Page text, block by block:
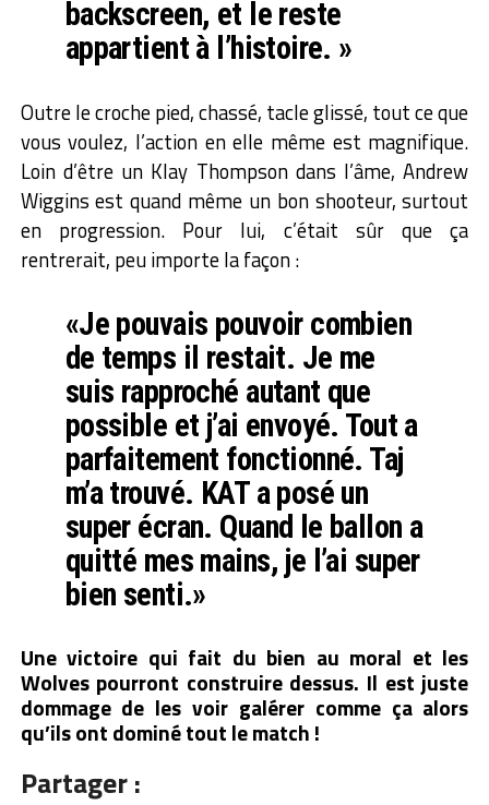
backscreen, et le reste
appartient à l’histoire. »
Outre le croche pied, chassé, tacle glissé, tout ce que
vous voulez, l’action en elle même est magnifique.
Loin d’être un Klay Thompson dans l’âme, Andrew
Wiggins est quand même un bon shooteur, surtout
en progression. Pour lui, c’était sûr que ça
rentrerait, peu importe la façon :
«Je pouvais pouvoir combien
de temps il restait. Je me
suis rapproché autant que
possible et j’ai envoyé. Tout a
parfaitement fonctionné. Taj
m’a trouvé. KAT a posé un
super écran. Quand le ballon a
quitté mes mains, je l’ai super
bien senti.»
Une victoire qui fait du bien au moral et les
Wolves pourront construire dessus. Il est juste
dommage de les voir galérer comme ça alors
qu’ils ont dominé tout le match !
Partager :